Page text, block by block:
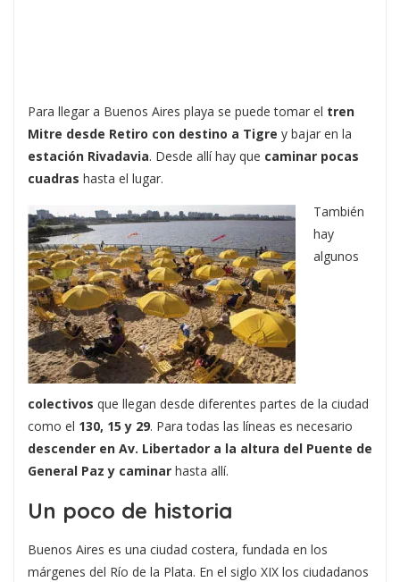
Para llegar a Buenos Aires playa se puede tomar el tren
Mitre desde Retiro con destino a Tigre y bajar en la
estación Rivadavia. Desde allí hay que caminar pocas
cuadras hasta el lugar.
También
hay
algunos
colectivos que llegan desde diferentes partes de la ciudad
como el 130, 15 y 29. Para todas las líneas es necesario
descender en Av. Libertador a la altura del Puente de
General Paz y caminar hasta allí.
Un poco de historia
Buenos Aires es una ciudad costera, fundada en los
márgenes del Río de la Plata. En el siglo XIX los ciudadanos